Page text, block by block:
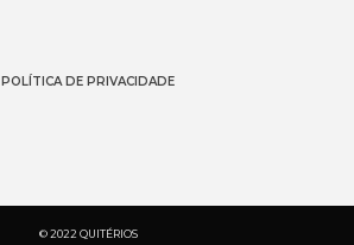
POLÍTICA DE PRIVACIDADE
© 2022 QUITÉRIOS